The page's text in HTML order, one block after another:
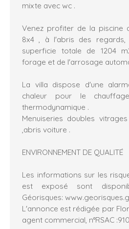
mixte avec wc .
Venez profiter de la piscine
8x4 , à l'abris des
superficie totale de 1204
forage et de l'arrosage
La villa dispose d'une
chaleur pour le
thermodynamique .
Menuiseries doubles
,abris voiture .
ENVIRONNEMENT DE QUALITÉ
Les informations sur les
est exposé sont
Géorisques:
L'annonce est rédigée par
agent commercial, n°RSAC